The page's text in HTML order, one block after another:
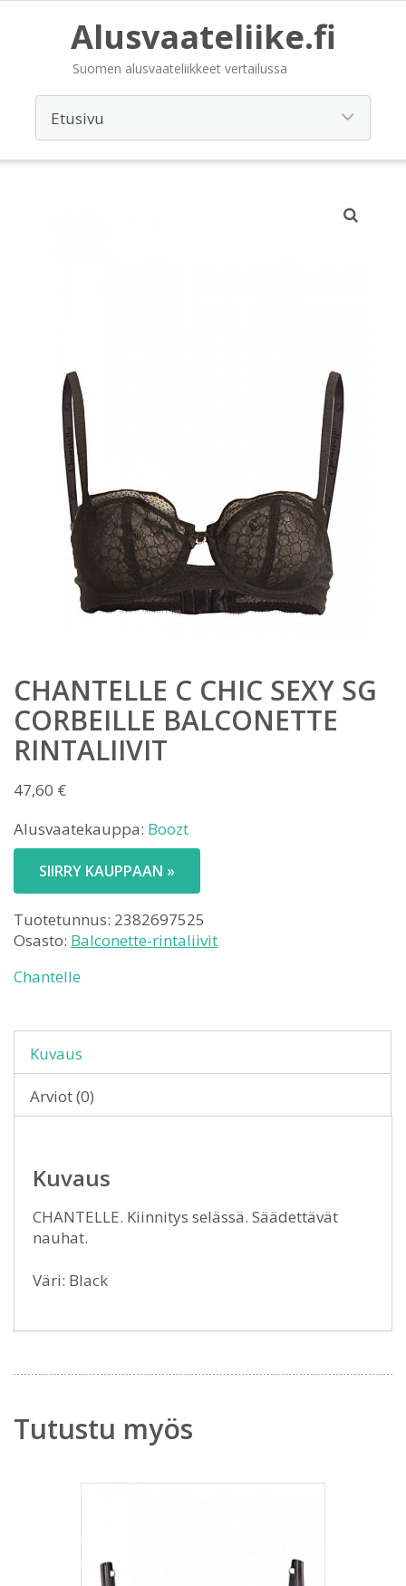
Alusvaateliike.fi
Suomen alusvaateliikkeet vertailussa
CHANTELLE C CHIC SEXY SG
CORBEILLE BALCONETTE
RINTALIIVIT
47,60 €
Alusvaatekauppa: Boozt
SIIRRY KAUPPAAN »
Tuotetunnus: 2382697525
Osasto: Balconette-rintaliivit
Chantelle
Kuvaus
Arviot (0)
Kuvaus
CHANTELLE. Kiinnitys selässä. Säädettävät
nauhat.
Väri: Black
Tutustu myös